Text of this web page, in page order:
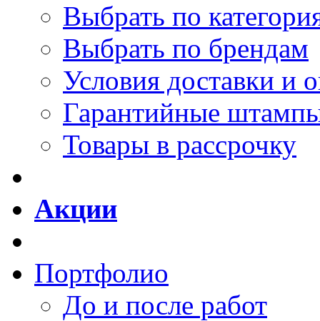
Выбрать по
Выбрать по брендам
Условия доставки и
Гарантийные
Товары в рассрочку
Акции
Портфолио
До и после работ